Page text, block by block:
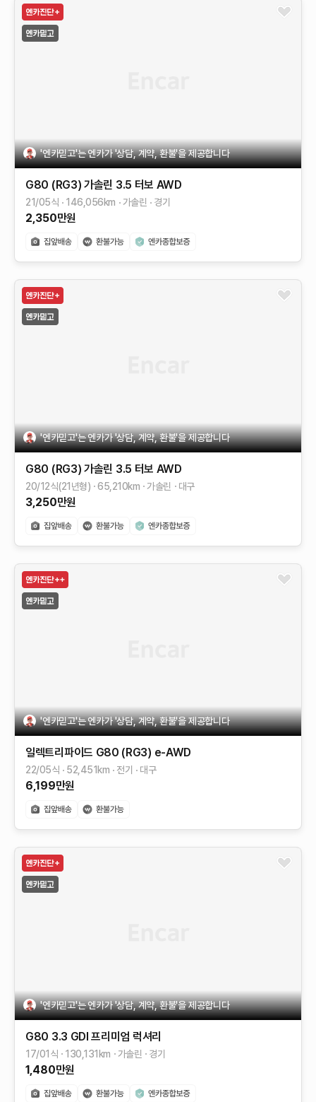
'엔카믿고'는 엔카가 '상담, 계약, 환불'을 제공합니다
G80 (RG3) 가솔린 3.5 터보 AWD
21/05식 146,056km 가솔린 경기
2,350만원
'엔카믿고'는 엔카가 '상담, 계약, 환불'을 제공합니다
G80 (RG3) 가솔린 3.5 터보 AWD
20/12식(21년형) 65,210km 가솔린 대구
3,250만원
'엔카믿고'는 엔카가 '상담, 계약, 환불'을 제공합니다
일렉트리파이드 G80 (RG3) e-AWD
22/05식 52,451 km 전기 대구
6,199만원
'엔카믿고'는 엔카가 '상담, 계약, 환불'을 제공합니다
G80 3.3 GDI 프리미엄 럭셔리
17/01식 130,131 km 가솔린 경기
1,480만원